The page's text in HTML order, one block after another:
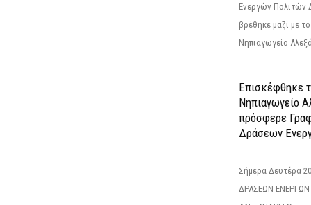
Ενεργών Πολιτών
βρέθηκε μαζί με
Νηπιαγωγείο
Επισκέφθηκε
Νηπιαγωγείο
πρόσφερε
Δράσεων
Σήμερα Δευτέρα
ΔΡΑΣΕΩΝ